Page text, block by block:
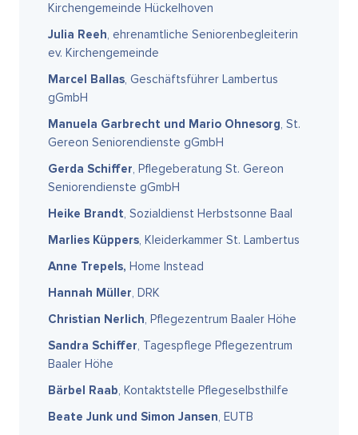
Kirchengemeinde Hückelhoven
Julia Reeh, ehrenamtliche Seniorenbegleiterin
ev. Kirchengemeinde
Marcel Ballas, Geschäftsführer Lambertus
gGmbH
Manuela Garbrecht und Mario Ohnesorg, St.
Gereon Seniorendienste gGmbH
Gerda Schiffer, Pflegeberatung St. Gereon
Seniorendienste gGmbH
Heike Brandt, Sozialdienst Herbstsonne Baal
Marlies Küppers, Kleiderkammer St. Lambertus
Anne Trepels, Home Instead
Hannah Müller, DRK
Christian Nerlich, Pflegezentrum Baaler Höhe
Sandra Schiffer, Tagespflege Pflegezentrum
Baaler Höhe
Bärbel Raab, Kontaktstelle Pflegeselbsthilfe
Beate Junk und Simon Jansen, EUTB